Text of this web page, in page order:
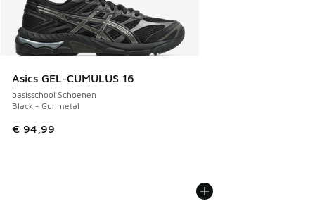
Asics GEL-CUMULUS 16
basisschool Schoenen
Black - Gunmetal
€ 94,99